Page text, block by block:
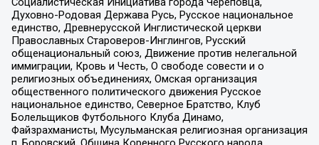
Духовно-Родовая Держава Русь, Русское национальное
единство, Древнерусской Инглистической церкви
Православных Староверов-Инглингов, Русский
общенациональный союз, Движение против нелегальной
иммиграции, Кровь и Честь, О свободе совести и о
религиозных объединениях, Омская организация
общественного политического движения Русское
национальное единство, Северное Братство, Клуб
Болельщиков Футбольного Клуба Динамо,
Файзрахманисты, Мусульманская религиозная организация